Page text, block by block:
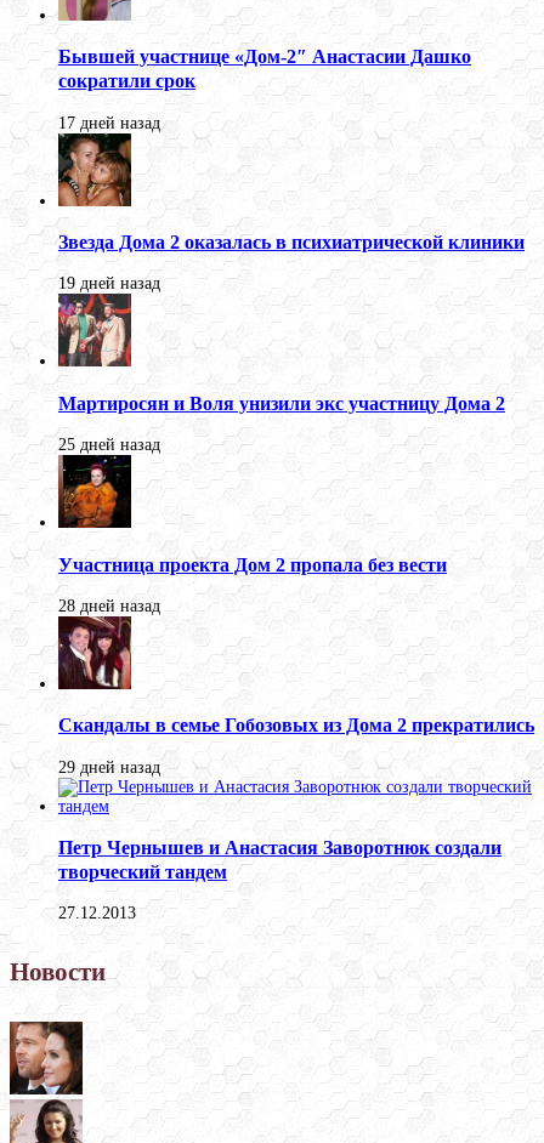
Бывшей участнице «Дом-2″ Анастасии Дашко
сократили срок
17 дней назад
Звезда Дома 2 оказалась в психиатрической клиники
19 дней назад
Мартиросян и Воля унизили экс участницу Дома 2
25 дней назад
Участница проекта Дом 2 пропала без вести
28 дней назад
Скандалы в семье Гобозовых из Дома 2 прекратились
29 дней назад
Петр Чернышев и Анастасия Заворотнюк создали
творческий тандем
27.12.2013
Новости